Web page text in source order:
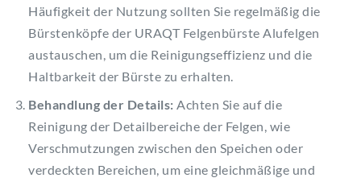
Häufigkeit der Nutzung sollten Sie regelmäßig die
Bürstenköpfe der URAQT Felgenbürste Alufelgen
austauschen, um die Reinigungseffizienz und die
Haltbarkeit der Bürste zu erhalten.
Behandlung der Details: Achten Sie auf die
Reinigung der Detailbereiche der Felgen, wie
Verschmutzungen zwischen den Speichen oder
verdeckten Bereichen, um eine gleichmäßige und